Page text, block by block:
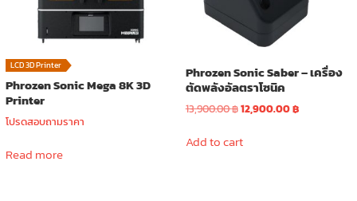
LCD 3D Printer
Phrozen Sonic Mega 8K 3D
Printer
โปรดสอบถามราคา
Read more
Phrozen Sonic Saber – เครื่อง
ตัดพลังอัลตราโซนิค
13,900.00฿Original
was:
12,900.00฿Current
Add to cart